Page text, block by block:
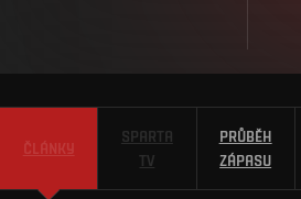
ČLÁNKY
SPARTA
TV
PRŮBĚH
ZÁPASU